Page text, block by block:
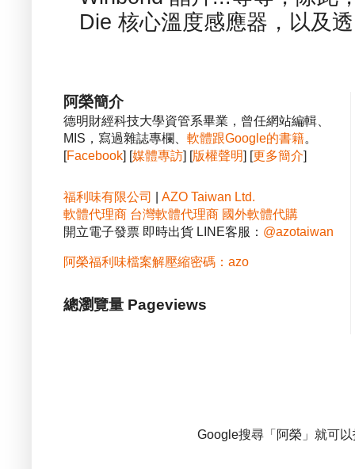
Die 核心溫度感應器，以及
阿榮簡介
德明財經科技大學資管系畢業，曾任網站編輯、
MIS，寫過雜誌專欄、 軟體跟Google的書籍。
[Facebook] [媒體專訪] [版權聲明] [更多簡介]
福利味有限公司
AZO Taiwan Ltd.
軟體代理商 台灣軟體代理商 國外軟體代購
開立電子發票 即時出貨 LINE客服： @azotaiwan
阿榮福利味檔案解壓縮密碼：azo
總瀏覽量 Pageviews
Google搜尋「阿榮」就可